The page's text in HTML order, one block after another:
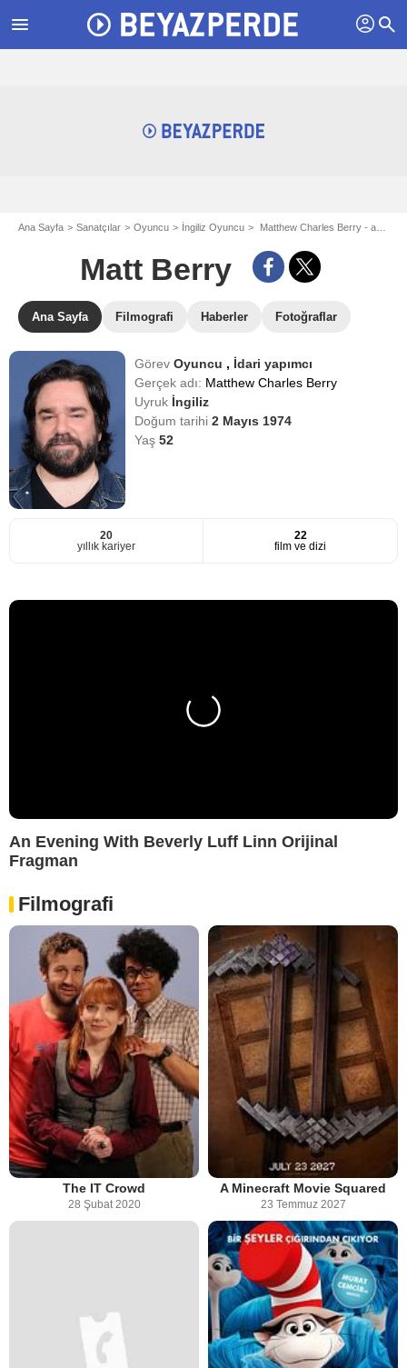
menu profil search
Ana Sayfa Sanatçılar Oyuncu İngiliz Oyuncu Matthew Charles Berry - aka Matt Berry
Matt Berry
Ana Sayfa Filmografi Haberler Fotoğraflar
GörevOyuncu , İdari yapımcı
Gerçek adı: Matthew Charles Berry
Uyruk İngiliz
Doğum tarihi2 Mayıs 1974
Yaş52
20
yıllık kariyer
22
film ve dizi
An Evening With Beverly Luff Linn Orijinal
Fragman
Filmografi
The IT Crowd
28 Şubat 2020
A Minecraft Movie Squared
23 Temmuz 2027